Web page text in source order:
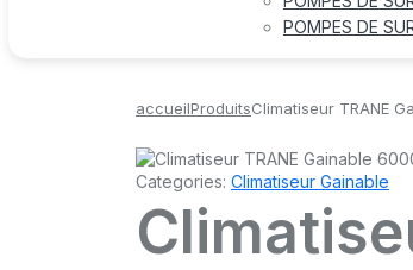
POMPES DE
accueilProduitsClimatiseur TRANE
Categories: Climatiseur Gainable